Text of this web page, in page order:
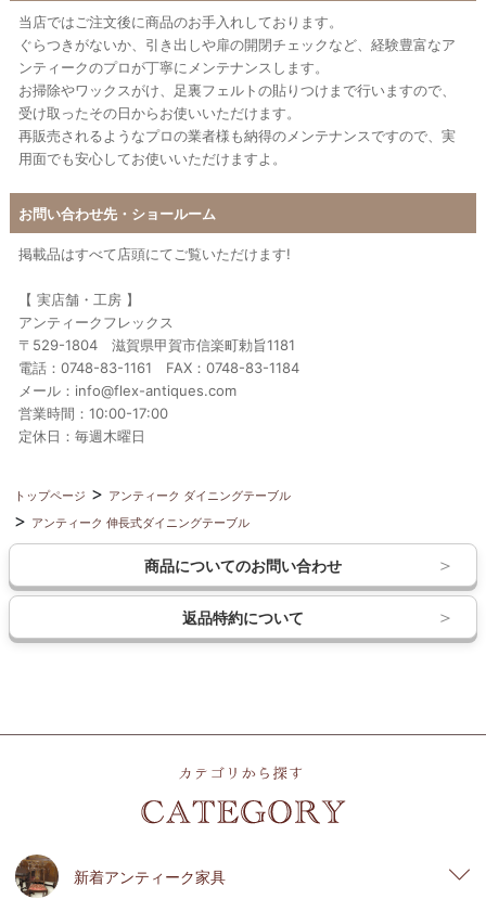
当店ではご注文後に商品のお手入れしております。
ぐらつきがないか、引き出しや扉の開閉チェックなど、経験豊富なア
ンティークのプロが丁寧にメンテナンスします。
お掃除やワックスがけ、足裏フェルトの貼りつけまで行いますので、
受け取ったその日からお使いいただけます。
再販売されるようなプロの業者様も納得のメンテナンスですので、実
用面でも安心してお使いいただけますよ。
お問い合わせ先・ショールーム
掲載品はすべて店頭にてご覧いただけます!
【 実店舗・工房 】
アンティークフレックス
〒529-1804 滋賀県甲賀市信楽町勅旨1181
電話：0748-83-1161 FAX：0748-83-1184
メール：info@flex-antiques.com
営業時間：10:00-17:00
定休日：毎週木曜日
トップページ
アンティーク ダイニングテーブル
アンティーク 伸長式ダイニングテーブル
商品についてのお問い合わせ
返品特約について
新着アンティーク家具